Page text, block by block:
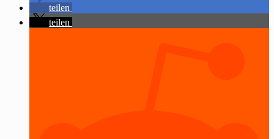
teilen
teilen